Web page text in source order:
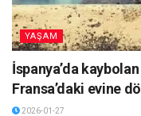
YAŞAM
İspanya’da
Fransa’daki evine
2026-01-27